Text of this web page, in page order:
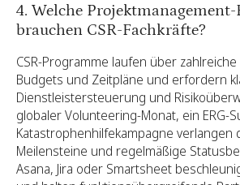
4. Welche
brauchen CSR-Fachkräfte?
CSR-Programme laufen über
Budgets und Zeitpläne und erfordern
Dienstleistersteuerung und
globaler Volunteering-Monat, ein ERG-
Katastrophenhilfekampagne verlangen
Meilensteine und regelmäßige
Asana, Jira oder Smartsheet